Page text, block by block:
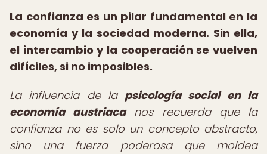
La confianza es un pilar fundamental en la
economía y la sociedad moderna. Sin ella,
el intercambio y la cooperación se vuelven
difíciles, si no imposibles.
La influencia de la psicología social en la
economía austriacanos recuerda que la
confianza no es solo un concepto abstracto,
sino una fuerza poderosa que moldea